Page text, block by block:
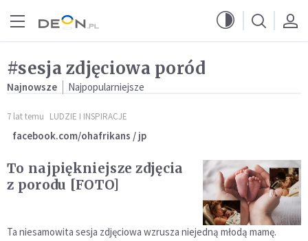
#sesja zdjęciowa poród
Najnowsze Najpopularniejsze
7 lat temu LUDZIE I INSPIRACJE
facebook.com/ohafrikans / jp
To najpiękniejsze zdjęcia
z porodu [FOTO]
Ta niesamowita sesja zdjęciowa wzrusza niejedną młodą mamę.